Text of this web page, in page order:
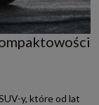
y, które od lat